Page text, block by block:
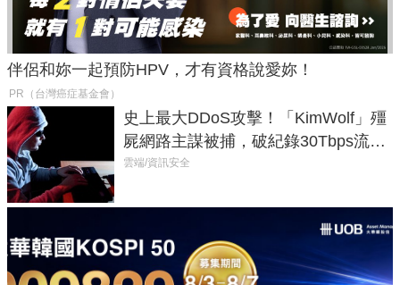
伴侶和妳一起預防HPV，才有資格說愛妳！
PR（台灣癌症基金會）
史上最大DDoS攻擊！「KimWolf」殭
屍網路主謀被捕，破紀錄30Tbps流量
癱瘓全球！
雲端/資訊安全